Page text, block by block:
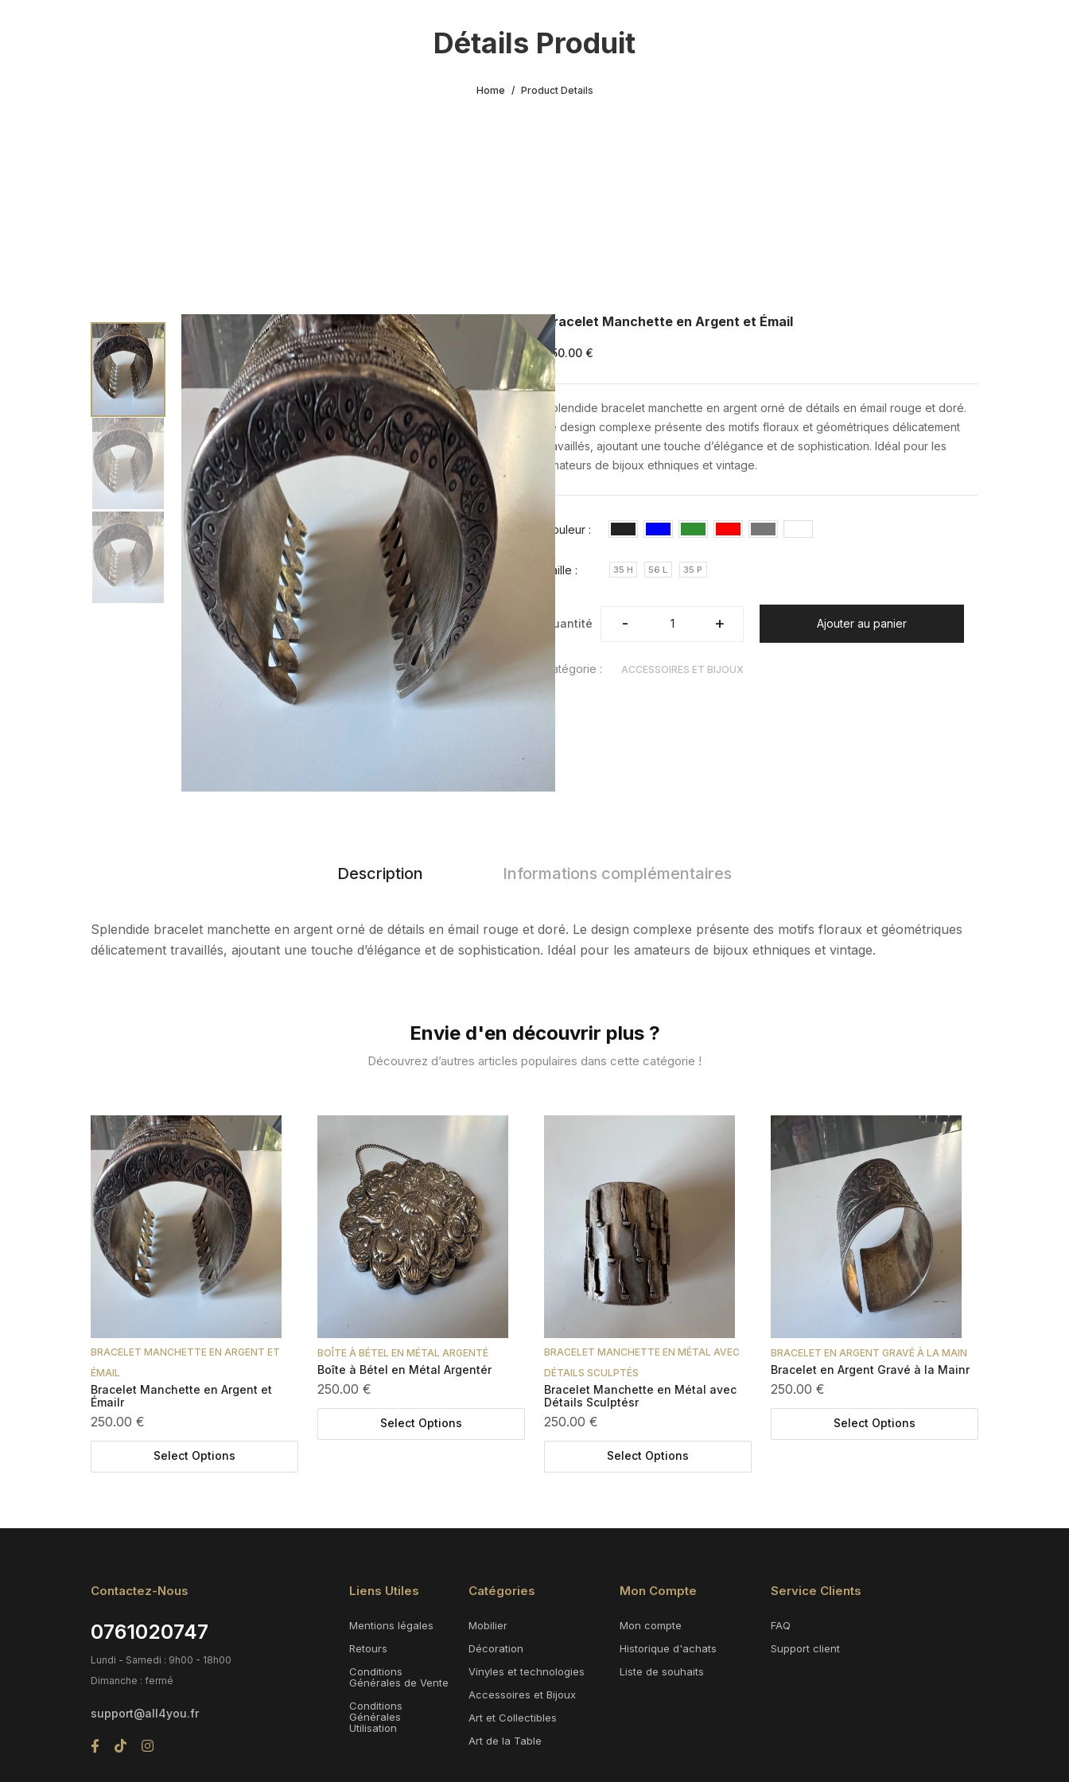
Détails Produit
Home Product Details
Bracelet Manchette en Argent et Émail
250.00 €
Splendide bracelet manchette en argent orné de détails en émail rouge et doré.
Le design complexe présente des motifs floraux et géométriques délicatement
travaillés, ajoutant une touche d’élégance et de sophistication. Idéal pour les
amateurs de bijoux ethniques et vintage.
Couleur :
Taille : 35 H 56 L 35 P
Quantité - +
- + Ajouter au panier
Catégorie : ACCESSOIRES ET BIJOUX
Description Informations complémentaires
Splendide bracelet manchette en argent orné de détails en émail rouge et doré. Le design complexe présente des motifs floraux et géométriques
délicatement travaillés, ajoutant une touche d’élégance et de sophistication. Idéal pour les amateurs de bijoux ethniques et vintage.
Envie d'en découvrir plus ?
Découvrez d’autres articles populaires dans cette catégorie !
BRACELET MANCHETTE EN ARGENT ET
ÉMAIL
Bracelet Manchette en Argent et
Émailr
250.00 €
Select Options
BOÎTE À BÉTEL EN MÉTAL ARGENTÉ
Boîte à Bétel en Métal Argentér
250.00 €
Select Options
BRACELET MANCHETTE EN MÉTAL AVEC
DÉTAILS SCULPTÉS
Bracelet Manchette en Métal avec
Détails Sculptésr
250.00 €
Select Options
BRACELET EN ARGENT GRAVÉ À LA MAIN
Bracelet en Argent Gravé à la Mainr
250.00 €
Select Options
Contactez-Nous
0761020747
Lundi - Samedi : 9h00 - 18h00
Dimanche : fermé
support@all4you.fr
Liens Utiles
Mentions légales
Retours
Conditions
Générales de Vente
Conditions
Générales
Utilisation
Catégories
Mobilier
Décoration
Vinyles et technologies
Accessoires et Bijoux
Art et Collectibles
Art de la Table
Mon Compte
Mon compte
Historique d'achats
Liste de souhaits
Service Clients
FAQ
Support client